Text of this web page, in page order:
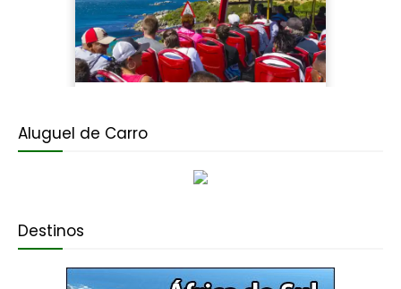
Aluguel de Carro
Destinos